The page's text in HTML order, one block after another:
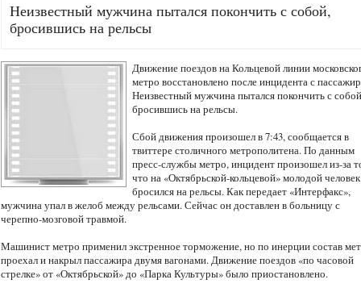
Неизвестный мужчина пытался покончить с собой,
бросившись на рельсы
Движение поездов на Кольцевой линии
метро восстановлено после инцидента с
Неизвестный мужчина пытался покончить с
бросившись на рельсы.
Сбой движения произошел в 7:43, сообщается в
твиттере столичного метрополитена. По данным
пресс-службы метро, инцидент произошел из-за
что на «Октябрьской-кольцевой» молодой человек
бросился на рельсы. Как передает «Интерфакс»,
мужчина упал в желоб между рельсами. Сейчас он доставлен в больницу с
черепно-мозговой травмой.
Машинист метро применил экстренное торможение, но по инерции состав
проехал и накрыл пассажира двумя вагонами. Движение поездов «по часовой
стрелке» от «Октябрьской» до «Парка Культуры» было приостановлено.